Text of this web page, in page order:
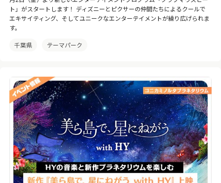
ト」がスタートします！ ディズニーとピクサーの仲間たちによるクールで
エキサイティング、そしてユニークなエンターテイメントが繰り広げられま
す。
千葉県 テーマパーク